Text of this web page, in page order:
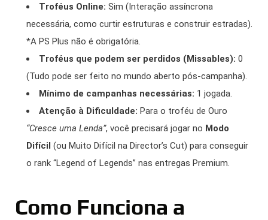
Troféus Online: Sim (Interação assíncrona
necessária, como curtir estruturas e construir estradas).
*A PS Plus não é obrigatória.
Troféus que podem ser perdidos (Missables): 0
(Tudo pode ser feito no mundo aberto pós-campanha).
Mínimo de campanhas necessárias: 1 jogada.
Atenção à Dificuldade: Para o troféu de Ouro
“Cresce uma Lenda”, você precisará jogar no Modo
Difícil (ou Muito Difícil na Director’s Cut) para conseguir
o rank “Legend of Legends” nas entregas Premium.
Como Funciona a